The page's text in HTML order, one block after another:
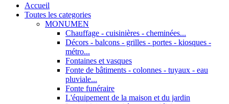
Accueil
Toutes les categories
MONUMEN
Chauffage - cuisinières - cheminées...
Décors - balcons - grilles - portes - kiosques -
métro...
Fontaines et vasques
Fonte de bâtiments - colonnes - tuyaux - eau
pluviale...
Fonte funéraire
L'équipement de la maison et du jardin